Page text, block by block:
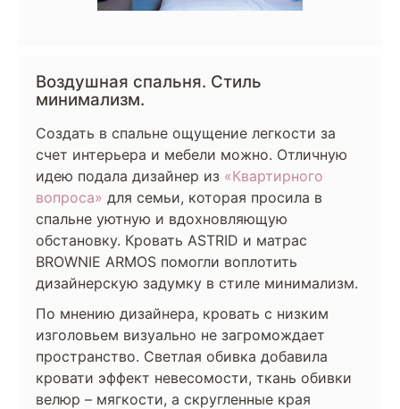
Воздушная спальня. Стиль
минимализм.
Создать в спальне ощущение легкости за
счет интерьера и мебели можно. Отличную
идею подала дизайнер из «Квартирного
вопроса» для семьи, которая просила в
спальне уютную и вдохновляющую
обстановку. Кровать ASTRID и матрас
BROWNIE ARMOS помогли воплотить
дизайнерскую задумку в стиле минимализм.
По мнению дизайнера, кровать с низким
изголовьем визуально не загромождает
пространство. Светлая обивка добавила
кровати эффект невесомости, ткань обивки
велюр – мягкости, а скругленные края